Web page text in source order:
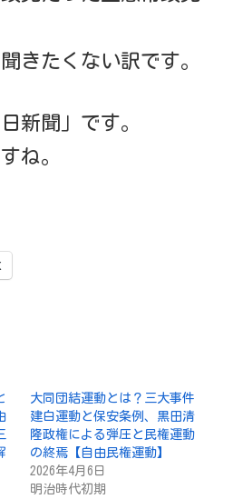
きたくない訳です。
新聞」です。
ね。
大同団結運動とは？三大事件
建白運動と保安条例、黒田清
隆政権による弾圧と民権運動
の終焉【自由民権運動】
2026年4月6日
明治時代初期